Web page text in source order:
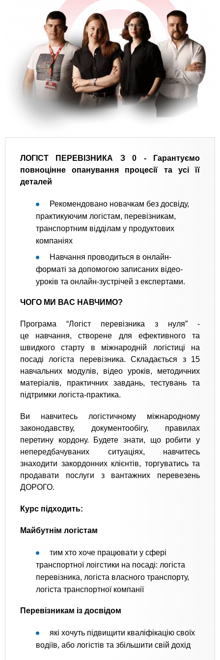
ЛОГІСТ ПЕРЕВІЗНИКА З 0 -
Гарантуємо
повноцінне опанування процесії та усі її
деталей
Рекомендовано новачкам без досвіду,
практикуючим логістам, перевізникам,
транспортним відділам у продуктових
компаніях
Навчання проводиться в онлайн-
форматі за допомогою записаних відео-
уроків та онлайн-зустрічей з експертами.
ЧОГО МИ ВАС НАВЧИМО?
Програма “Логіст перевізника з нуля” -
це навчання, створене для ефективного та
швидкого старту в міжнародній логістиці на
посаді логіста перевізника. Складається з 15
навчальних модулів, відео уроків, методичних
матеріалів, практичних завдань, тестувань та
підтримки логіста-практика.
Ви навчитесь логістичному міжнародному
законодавству, документообігу, правилах
перетину кордону. Будете знати, що робити у
непередбачуваних ситуаціях, навчитесь
знаходити закордонних клієнтів, торгуватись та
продавати послуги з вантажних перевезень
ДОРОГО.
Курс підходить:
Майбутнім логістам
тим хто хоче працювати у сфері
транспортної лоігстики на посаді: логіста
перевізника, логіста власного транспорту,
логіста транспортної компанії
Перевізникам із досвідом
які хочуть підвищити кваліфікацію своїх
водіїв, або логістів та збільшити свій дохід